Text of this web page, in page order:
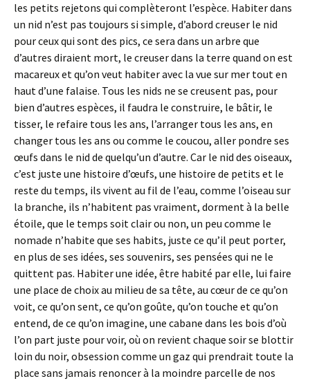
les petits rejetons qui complèteront l’espèce. Habiter dans
un nid n’est pas toujours si simple, d’abord creuser le nid
pour ceux qui sont des pics, ce sera dans un arbre que
d’autres diraient mort, le creuser dans la terre quand on est
macareux et qu’on veut habiter avec la vue sur mer tout en
haut d’une falaise. Tous les nids ne se creusent pas, pour
bien d’autres espèces, il faudra le construire, le bâtir, le
tisser, le refaire tous les ans, l’arranger tous les ans, en
changer tous les ans ou comme le coucou, aller pondre ses
œufs dans le nid de quelqu’un d’autre. Car le nid des oiseaux,
c’est juste une histoire d’œufs, une histoire de petits et le
reste du temps, ils vivent au fil de l’eau, comme l’oiseau sur
la branche, ils n’habitent pas vraiment, dorment à la belle
étoile, que le temps soit clair ou non, un peu comme le
nomade n’habite que ses habits, juste ce qu’il peut porter,
en plus de ses idées, ses souvenirs, ses pensées qui ne le
quittent pas. Habiter une idée, être habité par elle, lui faire
une place de choix au milieu de sa tête, au cœur de ce qu’on
voit, ce qu’on sent, ce qu’on goûte, qu’on touche et qu’on
entend, de ce qu’on imagine, une cabane dans les bois d’où
l’on part juste pour voir, où on revient chaque soir se blottir
loin du noir, obsession comme un gaz qui prendrait toute la
place sans jamais renoncer à la moindre parcelle de nos